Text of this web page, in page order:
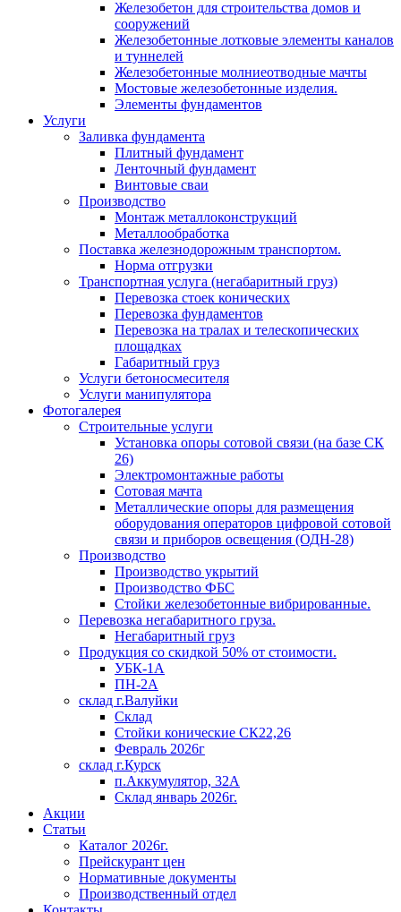
Железобетон для строительства домов и
сооружений
Железобетонные лотковые элементы каналов
и туннелей
Железобетонные молниеотводные мачты
Мостовые железобетонные изделия.
Элементы фундаментов
Услуги
Заливка фундамента
Плитный фундамент
Ленточный фундамент
Винтовые сваи
Производство
Монтаж металлоконструкций
Металлообработка
Поставка железнодорожным транспортом.
Норма отгрузки
Транспортная услуга (негабаритный груз)
Перевозка стоек конических
Перевозка фундаментов
Перевозка на тралах и телескопических
площадках
Габаритный груз
Услуги бетоносмесителя
Услуги манипулятора
Фотогалерея
Строительные услуги
Установка опоры сотовой связи (на базе СК
26)
Электромонтажные работы
Сотовая мачта
Металлические опоры для размещения
оборудования операторов цифровой сотовой
связи и приборов освещения (ОДН-28)
Производство
Производство укрытий
Производство ФБС
Стойки железобетонные вибрированные.
Перевозка негабаритного груза.
Негабаритный груз
Продукция со скидкой 50% от стоимости.
УБК-1А
ПН-2А
склад г.Валуйки
Склад
Стойки конические СК22,26
Февраль 2026г
склад г.Курск
п.Аккумулятор, 32А
Склад январь 2026г.
Акции
Статьи
Каталог 2026г.
Прейскурант цен
Нормативные документы
Производственный отдел